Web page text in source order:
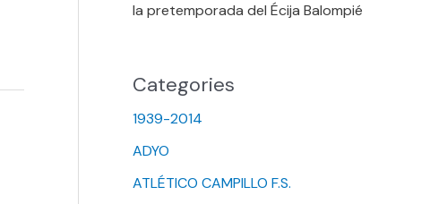
la pretemporada del Écija Balompié
Categories
1939-2014
ADYO
ATLÉTICO CAMPILLO F.S.